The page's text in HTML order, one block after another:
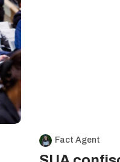
Fact Agent